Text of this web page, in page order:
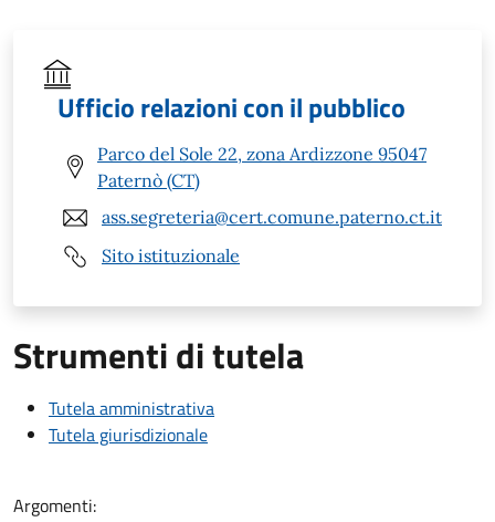
Ufficio relazioni con il pubblico
Parco del Sole 22, zona Ardizzone 95047
Paternò (CT)
ass.segreteria@cert.comune.paterno.ct.it
Sito istituzionale
Strumenti di tutela
Tutela amministrativa
Tutela giurisdizionale
Argomenti: